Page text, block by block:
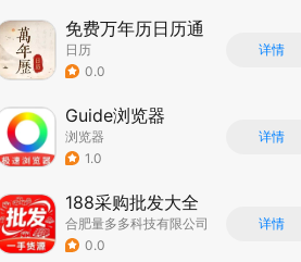
免费万年历日历通
日历
0.0
详情
Guide浏览器
浏览器
1.0
详情
188采购批发大全
合肥量多多科技有限公司
0.0
详情